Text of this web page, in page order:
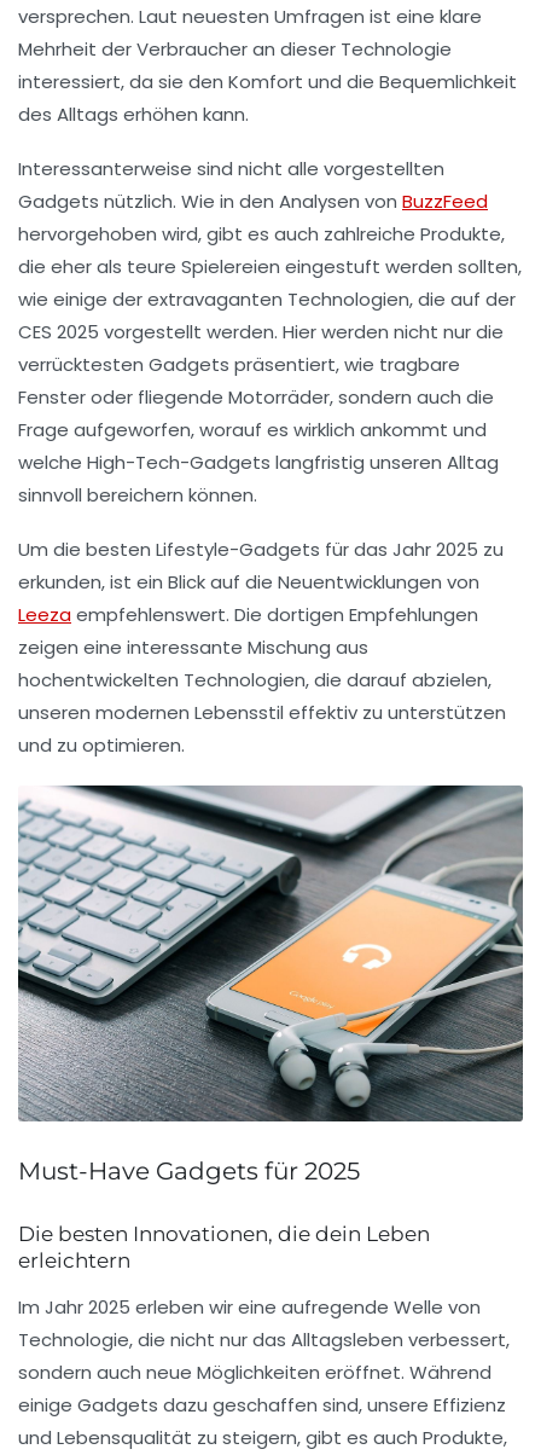
versprechen. Laut neuesten Umfragen ist eine klare
Mehrheit der Verbraucher an dieser Technologie
interessiert, da sie den Komfort und die Bequemlichkeit
des Alltags erhöhen kann.
Interessanterweise sind nicht alle vorgestellten
Gadgets nützlich. Wie in den Analysen von BuzzFeed
hervorgehoben wird, gibt es auch zahlreiche Produkte,
die eher als teure Spielereien eingestuft werden sollten,
wie einige der extravaganten Technologien, die auf der
CES 2025 vorgestellt werden. Hier werden nicht nur die
verrücktesten Gadgets präsentiert, wie tragbare
Fenster oder fliegende Motorräder, sondern auch die
Frage aufgeworfen, worauf es wirklich ankommt und
welche High-Tech-Gadgets langfristig unseren Alltag
sinnvoll bereichern können.
Um die besten Lifestyle-Gadgets für das Jahr 2025 zu
erkunden, ist ein Blick auf die Neuentwicklungen von
Leezaempfehlenswert. Die dortigen Empfehlungen
zeigen eine interessante Mischung aus
hochentwickelten Technologien, die darauf abzielen,
unseren modernen Lebensstil effektiv zu unterstützen
und zu optimieren.
Must-Have Gadgets für 2025
Die besten Innovationen, die dein Leben
erleichtern
Im Jahr2025 erleben wir eine aufregende Welle von
Technologie, die nicht nur das Alltagsleben verbessert,
sondern auch neue Möglichkeiten eröffnet. Während
einige Gadgets dazu geschaffen sind, unsere Effizienz
und Lebensqualität zu steigern, gibt es auch Produkte,